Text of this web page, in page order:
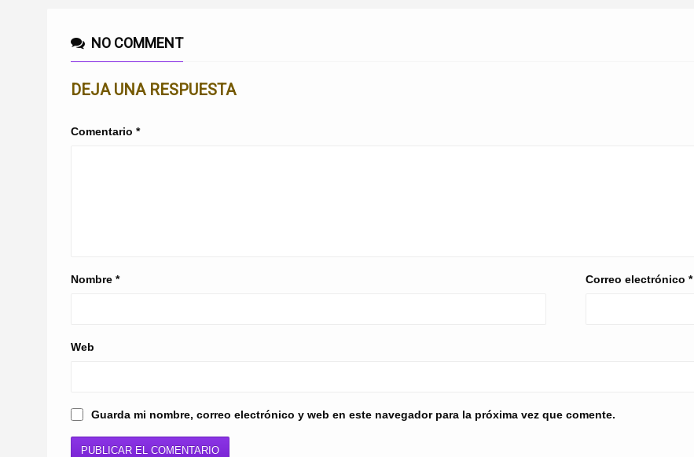
NO COMMENT
DEJA UNA RESPUESTA
Comentario *
Nombre * Correo electrónico*
Web
Guarda mi nombre, correo electrónico y web en este navegador para la próxima vez que comente.